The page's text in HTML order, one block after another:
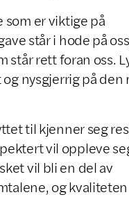
er viktige på
står i hode på
står rett foran oss.
nysgjerrig på den
til kjenner seg
vil oppleve
vil bli en del av
og